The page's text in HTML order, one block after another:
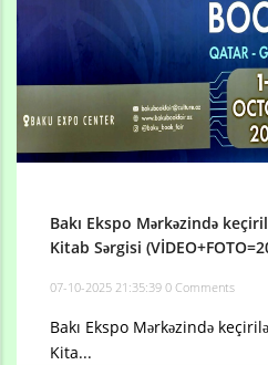
Bakı Ekspo Mərkəzində
Kitab Sərgisi
07-10-2025 21:35:39 0 Comments
Bakı Ekspo Mərkəzində
Kita...